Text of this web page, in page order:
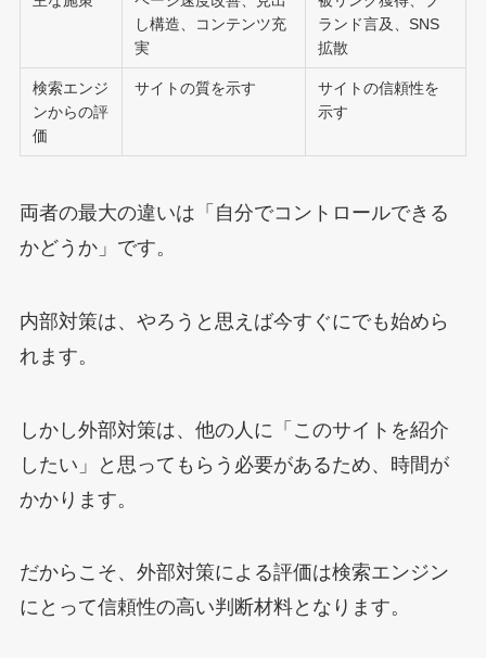
し構造、コンテンツ充
実
ランド言及、SNS
拡散
検索エンジ
ンからの評
価
サイトの質を示す
サイトの信頼性を
示す
両者の最大の違いは「自分でコントロールできる
かどうか」です。
内部対策は、やろうと思えば今すぐにでも始めら
れます。
しかし外部対策は、他の人に「このサイトを紹介
したい」と思ってもらう必要があるため、時間が
かかります。
だからこそ、外部対策による評価は検索エンジン
にとって信頼性の高い判断材料となります。